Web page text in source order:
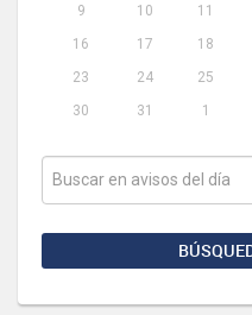
9
10 11
16
17 18
23
24 25
30
31 1